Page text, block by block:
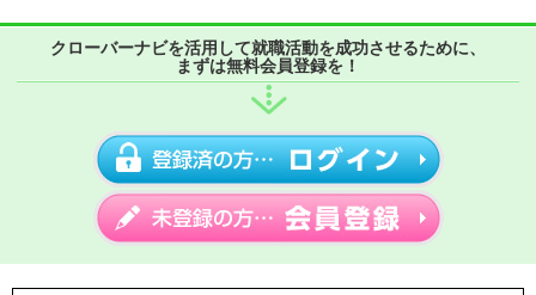
クローバーナビを活用して就職活動を成功させるために、
まずは無料会員登録を！